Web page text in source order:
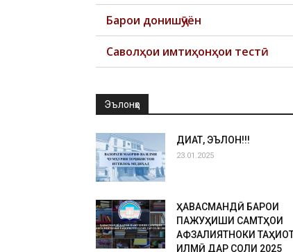
Барои донишҷӯён
Саволҳои имтиҳонҳои тестӣ
Эълонҳо
ДИҚҚАТ, ЭЪЛОН!!!
23.01.2025
ҲАВАСМАНДӢ БАРОИ
ПАЖУҲИШИ САМТҲОИ
АФЗАЛИЯТНОКИ
ИЛМӢ ДАР СОЛИ 2025